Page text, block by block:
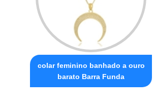
colar feminino banhado a ouro
barato Barra Funda